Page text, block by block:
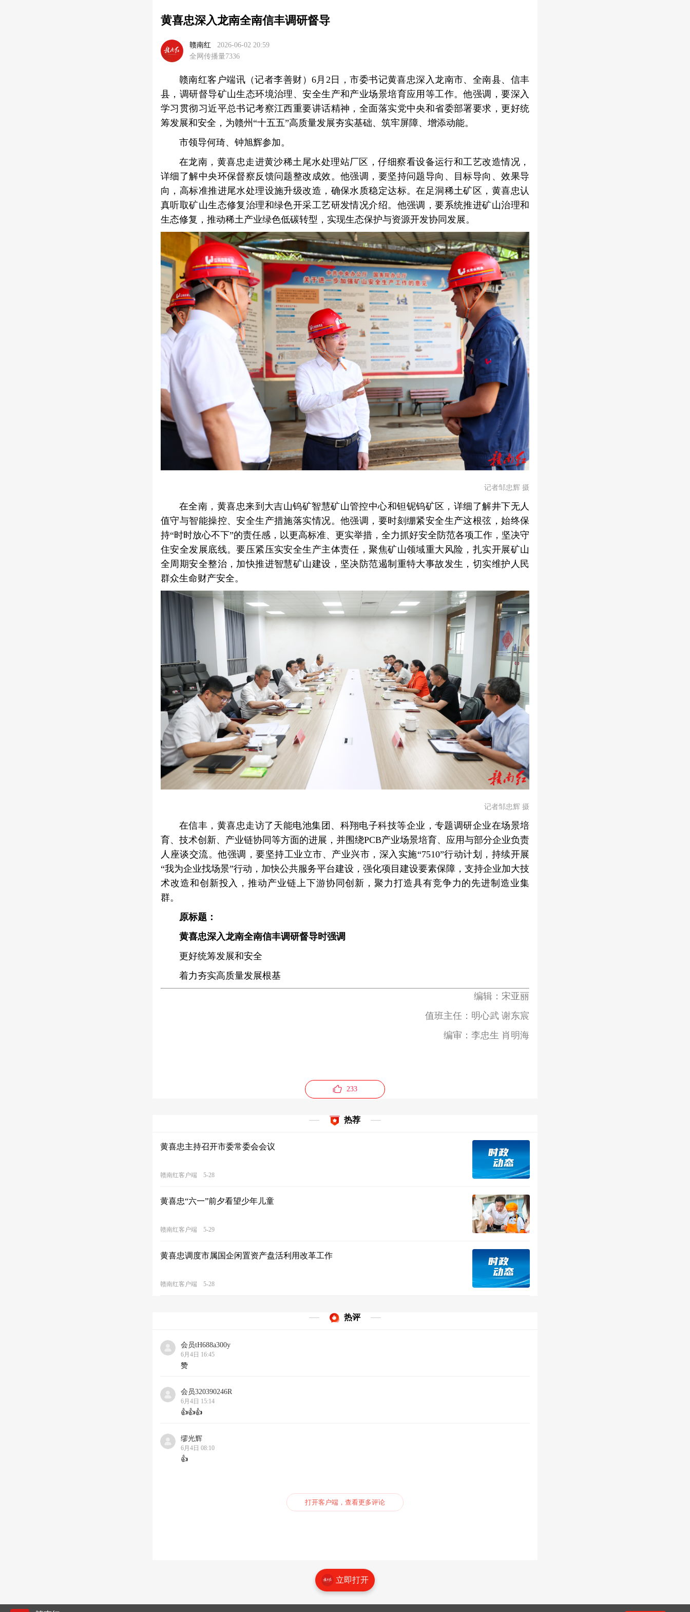
黄喜忠深入龙南全南信丰调研督导
赣南红
2026-06-02 20:59
全网传播量7336
赣南红客户端讯（记者李善财）6月2日，市委书记黄喜忠深入龙南市、全南县、信丰
县，调研督导矿山生态环境治理、安全生产和产业场景培育应用等工作。他强调，要深入
学习贯彻习近平总书记考察江西重要讲话精神，全面落实党中央和省委部署要求，更好统
筹发展和安全，为赣州“十五五”高质量发展夯实基础、筑牢屏障、增添动能。
市领导何琦、钟旭辉参加。
在龙南，黄喜忠走进黄沙稀土尾水处理站厂区，仔细察看设备运行和工艺改造情况，
详细了解中央环保督察反馈问题整改成效。他强调，要坚持问题导向、目标导向、效果导
向，高标准推进尾水处理设施升级改造，确保水质稳定达标。在足洞稀土矿区，黄喜忠认
真听取矿山生态修复治理和绿色开采工艺研发情况介绍。他强调，要系统推进矿山治理和
生态修复，推动稀土产业绿色低碳转型，实现生态保护与资源开发协同发展。
记者邹忠辉 摄
在全南，黄喜忠来到大吉山钨矿智慧矿山管控中心和钽铌钨矿区，详细了解井下无人
值守与智能操控、安全生产措施落实情况。他强调，要时刻绷紧安全生产这根弦，始终保
持“时时放心不下”的责任感，以更高标准、更实举措，全力抓好安全防范各项工作，坚决守
住安全发展底线。要压紧压实安全生产主体责任，聚焦矿山领域重大风险，扎实开展矿山
全周期安全整治，加快推进智慧矿山建设，坚决防范遏制重特大事故发生，切实维护人民
群众生命财产安全。
记者邹忠辉 摄
在信丰，黄喜忠走访了天能电池集团、科翔电子科技等企业，专题调研企业在场景培
育、技术创新、产业链协同等方面的进展，并围绕PCB产业场景培育、应用与部分企业负责
人座谈交流。他强调，要坚持工业立市、产业兴市，深入实施“7510”行动计划，持续开展
“我为企业找场景”行动，加快公共服务平台建设，强化项目建设要素保障，支持企业加大技
术改造和创新投入，推动产业链上下游协同创新，聚力打造具有竞争力的先进制造业集
群。
原标题：
黄喜忠深入龙南全南信丰调研督导时强调
更好统筹发展和安全
着力夯实高质量发展根基
编辑：宋亚丽
值班主任：明心武 谢东宸
编审：李忠生 肖明海
233
热荐
黄喜忠主持召开市委常委会会议
赣南红客户端 5-28
黄喜忠“六一”前夕看望少年儿童
赣南红客户端 5-29
黄喜忠调度市属国企闲置资产盘活利用改革工作
赣南红客户端 5-28
热评
会员tH688a300y
6月4日 16:45
赞
会员320390246R
6月4日 15:14
👍👍👍
缪光辉
6月4日 08:10
👍
打开客户端，查看更多评论
立即打开